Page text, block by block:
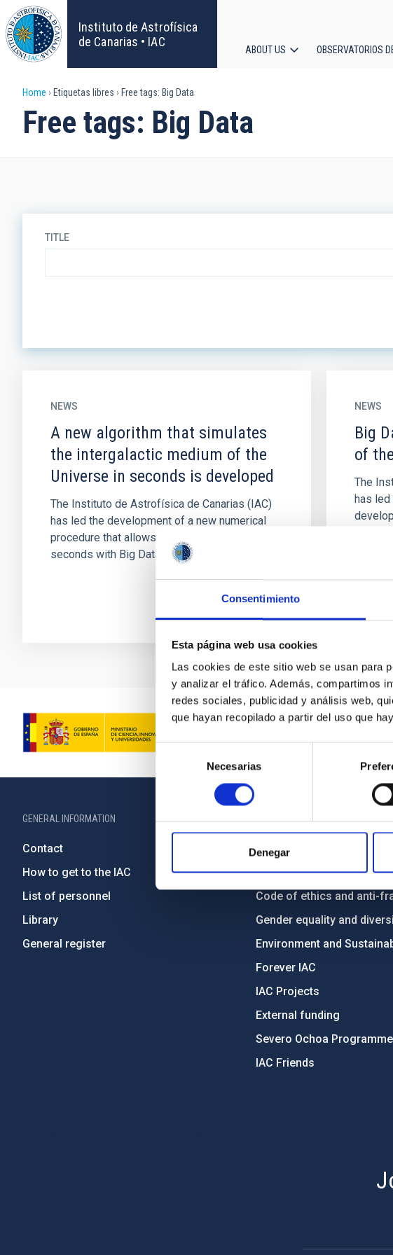
Consentimiento
Esta página web usa cookies
Las cookies de este sitio web se usan para
y analizar el tráfico. Además, compartimos
redes sociales, publicidad y análisis web,
que hayan recopilado a partir del uso que
Selección
consentimiento
Necesarias
Denegar
Skip
to
main
content
Instituto de Astrofísica
de Canarias • IAC
navigation
ABOUT US OBSERVATORIOS
Breadcrumb
Home Etiquetas libres Free tags: Big Data
Free tags: Big Data
TITLE
NEWS
A new algorithm that simulates
the intergalactic medium of the
Universe in seconds is developed
The Instituto de Astrofísica de Canarias (IAC)
has led the development of a new numerical
procedure that allows to reproduce in a few
seconds with Big Data and...
NEWS
Big
of
The
has led
GENERAL INFORMATION
Contact
How to get to the IAC
List of personnel
Library
General register
ABOUT THE IAC
Legislation
Transparency
Code of ethics and anti-
Gender equality and
Environment and
Forever IAC
IAC Projects
External funding
Severo Ochoa Programme
IAC Friends